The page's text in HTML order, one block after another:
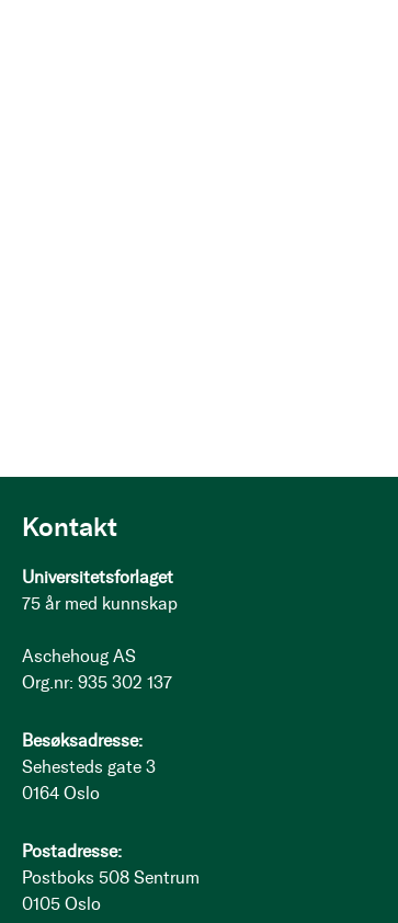
Kontakt
Universitetsforlaget
75 år med kunnskap
Aschehoug AS
Org.nr: 935 302 137
Besøksadresse:
Sehesteds gate 3
0164 Oslo
Postadresse:
Postboks 508 Sentrum
0105 Oslo